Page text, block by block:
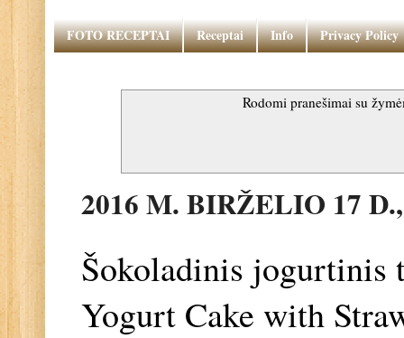
FOTO RECEPTAI Receptai Info Privacy Policy
Rodomi pranešimai su
2016 M. BIRŽELIO 17
Šokoladinis jogurtinis
Yogurt Cake with